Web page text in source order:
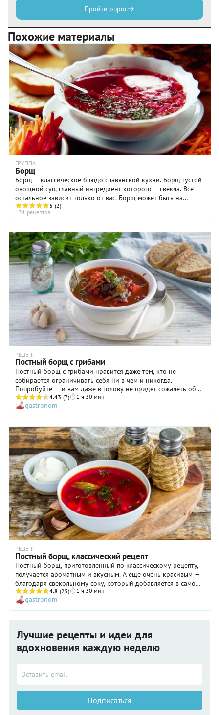
Пройти опрос
Похожие материалы
ГРУППА
Борщ
Борщ – классическое блюдо славянской кухни. Борщ густой
овощной суп, главный ингредиент которого – свекла. Все
остальное зависит только от вас. Борщ может быть на
мясном бульоне, а может быть и ...
5 (2)
131 рецептов
РЕЦЕПТ
Постный борщ с грибами
Постный борщ с грибами нравится даже тем, кто не
собирается ограничивать себя ни в чем и никогда.
Попробуйте — и вам даже в голову не придет сожалеть об
отсутствии в этом супе мяса! Кстати, название блюда
происходит от старославянское «бърщь», что в переводе
означает «свекла». Что ж, вполне объяснимо, ведь именно
этот корнеплод является главной составляющей 99%
борщей (немногие знают, что существуют зеленые борщи, в
которые свеклу не кладут). При этом в состав некоторых
рецептов такого супа может входить до 30 наименований
продуктов! Мы вас пожалеем: в нашем постном борще с
грибами их всего 12, исключая воду, соль и перец.
Попробуйте приготовить!
4.43 (7) 1 ч 30 мин
gastronom
РЕЦЕПТ
Постный борщ, классический рецепт
Постный борщ, приготовленный по классическому рецепту,
получается ароматным и вкусным. А еще очень красивым —
благодаря свекольному соку, который добавляется в самом
конце приготовления! Чтобы вкус постного борща по
классическому рецепту был насыщенным и ярким, ни в коем
случае не пренебрегайте его последним пунктом: суп должен
остальными в единый прекрасный аккорд. Кстати, такой
легкий низкокалорийный суп можно вполне рекомендовать
не только постящимся, но и тем, кто желает избавиться от
лишнего веса.
4.8 (25) 1 ч 30 мин
gastronom
Лучшие рецепты и идеи для
вдохновения каждую неделю
Подписаться